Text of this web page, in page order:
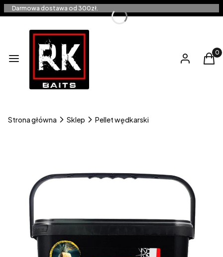
Darmowa dostawa od 300zł.
Menu Zaloguj się
Strona główna Sklep Pellet wędkarski